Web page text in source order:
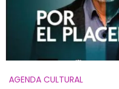
AGENDA CULTURAL